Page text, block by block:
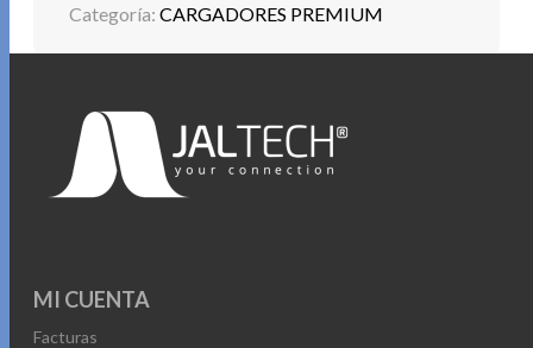
Categoría:CARGADORES PREMIUM
MI CUENTA
Facturas